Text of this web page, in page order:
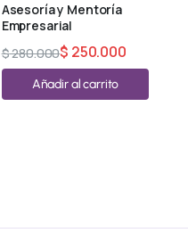
Asesoría y Mentoría
Empresarial
$280.000$ 250.000
Añadir al carrito